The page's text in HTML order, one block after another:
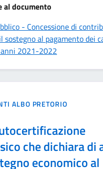
al documento
- Concessione di
al pagamento dei
2021-2022
ALBO PRETORIO
che dichiara di
economico al